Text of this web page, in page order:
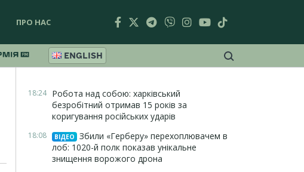
ПРО НАС
ENGLISH
18:24 Робота над собою: харківський
безробітний отримав 15 років за
коригування російських ударів
18:08 ВІДЕО
Збили «Герберу» перехоплювачем в
лоб: 1020-й полк показав унікальне
знищення ворожого дрона